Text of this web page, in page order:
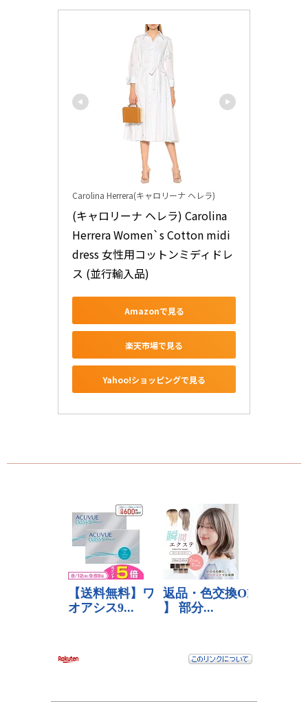
Carolina Herrera(キャロリーナ ヘレラ)
(キャロリーナ ヘレラ) Carolina
Herrera Women`s Cotton midi
dress 女性用コットンミディドレ
ス (並行輸入品)
Amazonで見る
楽天市場で見る
Yahoo!ショッピングで見る